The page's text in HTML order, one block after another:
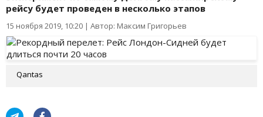
рейсу будет проведен в несколько этапов
15 ноября 2019, 10:20 | Автор: Максим Григорьев
Qantas